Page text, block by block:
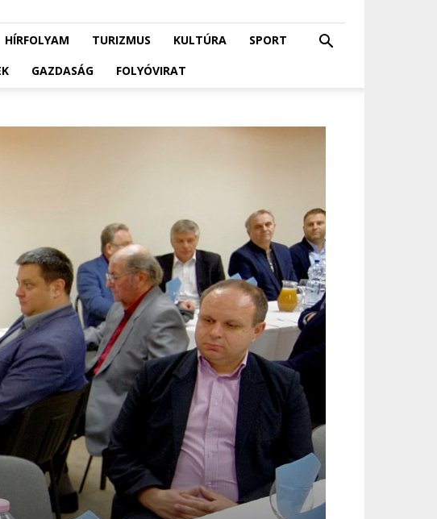
HÍRFOLYAM TURIZMUS KULTÚRA
SPORT
GAZDASÁG FOLYÓVIRAT